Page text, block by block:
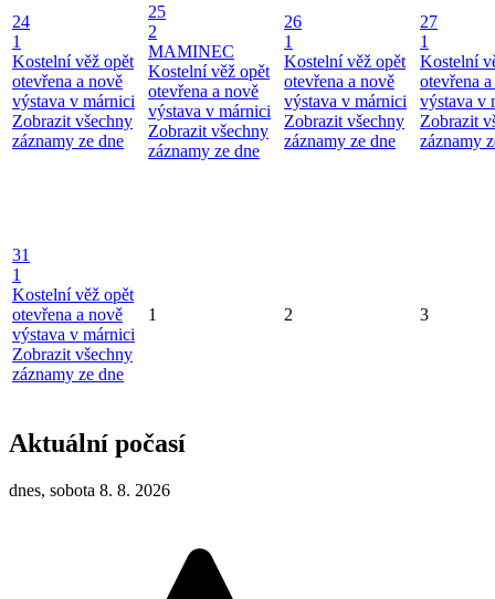
24
1
Kostelní věž opět
otevřena a nově
výstava v márnici
Zobrazit všechny
záznamy ze dne
25
2
MAMINEC
Kostelní věž opět
otevřena a nově
výstava v márnici
Zobrazit všechny
záznamy ze dne
26
1
Kostelní věž opět
otevřena a nově
výstava v márnici
Zobrazit všechny
záznamy ze dne
27
1
Kostelní
otevřena
výstava v
Zobrazit
záznamy
31
1
Kostelní věž opět
otevřena a nově
výstava v márnici
Zobrazit všechny
záznamy ze dne
1 2 3
Aktuální počasí
dnes, sobota 8. 8. 2026